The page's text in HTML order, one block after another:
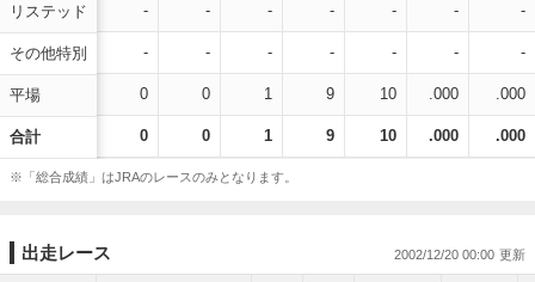
リステッド
その他特別
平場
合計
- - - - - - -
- - - - - - -
0 0 1 9 10 .000 .000
0 0 1 9 10 .000 .000
※「総合成績」はJRAのレースのみとなります。
出走レース 2002/12/20 00:00